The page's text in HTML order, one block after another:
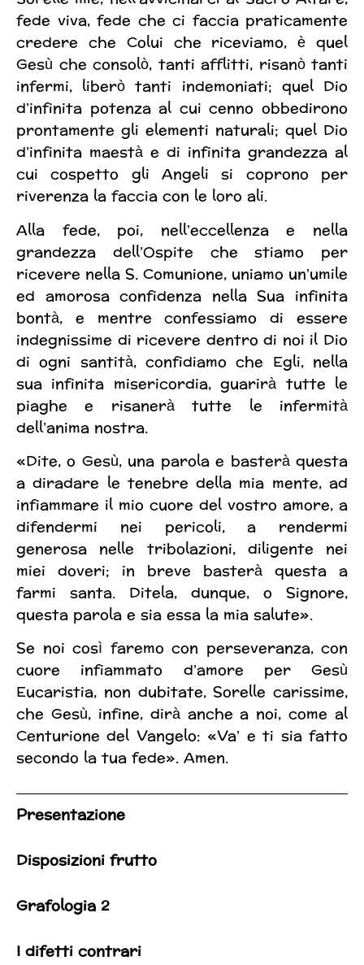
fede viva, fede che ci faccia praticamente
credere che Colui che riceviamo, è quel
Gesù che consolò, tanti afflitti, risanò tanti
infermi, liberò tanti indemoniati; quel Dio
d’infinita potenza al cui cenno obbedirono
prontamente gli elementi naturali; quel Dio
d’infinita maestà e di infinita grandezza al
cui cospetto gli Angeli si coprono per
riverenza la faccia con le loro ali.
Alla fede, poi, nell’eccellenza e nella
grandezza dell’Ospite che stiamo per
ricevere nella S. Comunione, uniamo un’umile
ed amorosa confidenza nella Sua infinita
bontà, e mentre confessiamo di essere
indegnissime di ricevere dentro di noi il Dio
di ogni santità, confidiamo che Egli, nella
sua infinita misericordia, guarirà tutte le
piaghe e risanerà tutte le infermità
dell’anima nostra.
«Dite, o Gesù, una parola e basterà questa
a diradare le tenebre della mia mente, ad
infiammare il mio cuore del vostro amore, a
difendermi nei pericoli, a rendermi
generosa nelle tribolazioni, diligente nei
miei doveri; in breve basterà questa a
farmi santa. Ditela, dunque, o Signore,
questa parola e sia essa la mia salute».
Se noi così faremo con perseveranza, con
cuore infiammato d’amore per Gesù
Eucaristia, non dubitate, Sorelle carissime,
che Gesù, infine, dirà anche a noi, come al
Centurione del Vangelo: «Va’ e ti sia fatto
secondo la tua fede». Amen.
Presentazione
Disposizioni frutto
Grafologia 2
I difetti contrari